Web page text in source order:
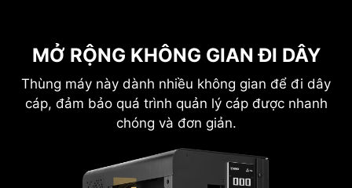
MỞ RỘNG KHÔNG GIAN ĐI DÂY
Thùng máy này dành nhiều không gian để đi dây
cáp, đảm bảo quá trình quản lý cáp được nhanh
chóng và đơn giản.